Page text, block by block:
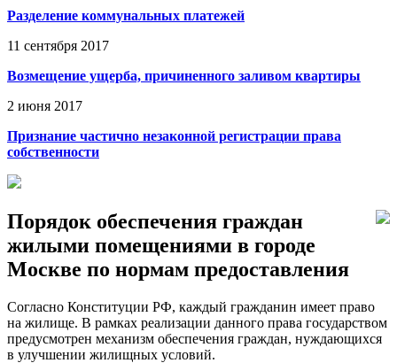
Разделение коммунальных платежей
11 сентября 2017
Возмещение ущерба, причиненного заливом квартиры
2 июня 2017
Признание частично незаконной регистрации права
собственности
Порядок обеспечения граждан
жилыми помещениями в городе
Москве по нормам предоставления
Согласно Конституции РФ, каждый гражданин имеет право
на жилище. В рамках реализации данного права государством
предусмотрен механизм обеспечения граждан, нуждающихся
в улучшении жилищных условий.